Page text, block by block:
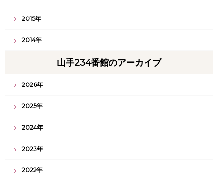
2015年
2014年
山手234番館のアーカイブ
2026年
2025年
2024年
2023年
2022年